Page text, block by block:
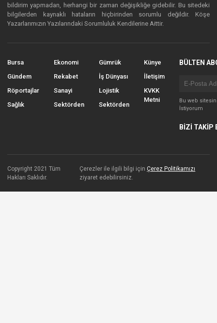
bildirim yapmadan, herhangi bir zaman değişikliğe gidebilir. Bu sitedeki
bilgilerden kaynaklı hataların hiçbirinden sorumlu değildir. Köşe
Yazarlarımızın Yazılarındaki Sorumluluk Kendilerine Aittir.
Bursa
Gündem
Röportajlar
Sağlık
Ekonomi
Rekabet
Sanayi
Sektörden
Gümrük
İş Dünyası
Lojistik
Sektörden
Künye
İletişim
KVKK
Metni
BÜLTEN
Bu web
İstiyorum
BİZİ TAKİP
Copyright 2021 Tüm
Hakları Saklıdır.
Çerezler ile ilgili bilgi içinÇerez Politikamızı
ziyaret edebilirsiniz.